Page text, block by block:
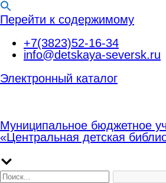
Перейти к содержимому
+7(3823)52-16-34
info@detskaya-seversk.ru
Электронный каталог
Муниципальное бюджетное
«Центральная детская